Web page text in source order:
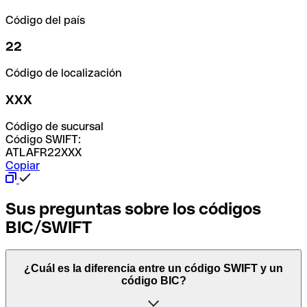
Código del país
22
Código de localización
XXX
Código de sucursal
Código SWIFT:
ATLAFR22XXX
Copiar
Sus preguntas sobre los códigos
BIC/SWIFT
¿Cuál es la diferencia entre un código SWIFT y un
código BIC?